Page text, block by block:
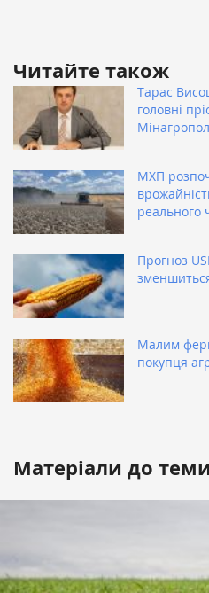
Читайте також
Тарас
головні
МХП
реального
Прогноз
Малим
покупця
Матеріали до